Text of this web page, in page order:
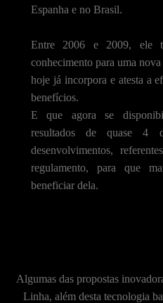
Espanha e no Brasil.
Entre 2006 e 2009, ele
conhecimento para uma
hoje já incorpora e atesta a
benefícios.
E que agora se
resultados de quase 4
desenvolvimentos,
regulamento, para que
beneficiar dela.
Algumas das propostas
Linha, além desta tecnologia